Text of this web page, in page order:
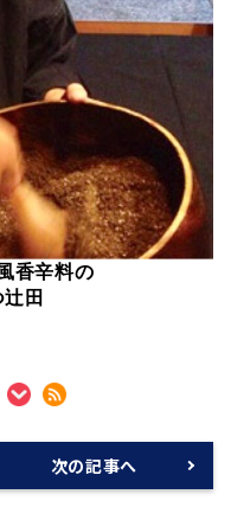
香辛料の
田
次の記事へ